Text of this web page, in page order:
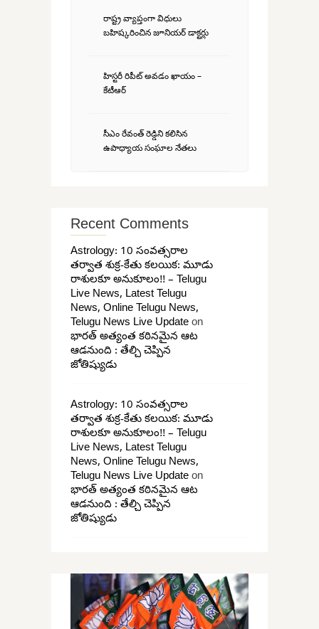
రాష్ట్ర వ్యాప్తంగా విధులు
బహిష్కరించిన జూనియర్ డాక్టర్లు
హిస్టరీ రిపీట్ అవడం ఖాయం –
కేటీఆర్
సీఎం రేవంత్ రెడ్డిని కలిసిన
ఉపాధ్యాయ సంఘాల నేతలు
Recent Comments
Astrology: 10 సంవత్సరాల
తర్వాత శుక్ర-కేతు కలయిక: మూడు
రాశులకూ అనుకూలం!! – Telugu
Live News, Latest Telugu
News, Online Telugu News,
Telugu News Live Updateon
భారత్ అత్యంత కఠినమైన ఆట
ఆడనుంది : తేల్చి చెప్పిన
జోతిష్యుడు
Astrology: 10 సంవత్సరాల
తర్వాత శుక్ర-కేతు కలయిక: మూడు
రాశులకూ అనుకూలం!! – Telugu
Live News, Latest Telugu
News, Online Telugu News,
Telugu News Live Updateon
భారత్ అత్యంత కఠినమైన ఆట
ఆడనుంది : తేల్చి చెప్పిన
జోతిష్యుడు